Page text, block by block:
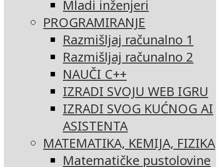
Mladi inženjeri
PROGRAMIRANJE
Razmišljaj računalno 1
Razmišljaj računalno 2
NAUČI C++
IZRADI SVOJU WEB IGRU
IZRADI SVOG KUĆNOG AI
ASISTENTA
MATEMATIKA, KEMIJA, FIZIKA
Matematičke pustolovine